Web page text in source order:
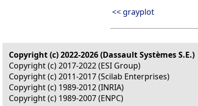
<< grayplot
Copyright (c) 2022-2026 (Dassault Systèmes S.E.)
Copyright (c) 2017-2022 (ESI Group)
Copyright (c) 2011-2017 (Scilab Enterprises)
Copyright (c) 1989-2012 (INRIA)
Copyright (c) 1989-2007 (ENPC)